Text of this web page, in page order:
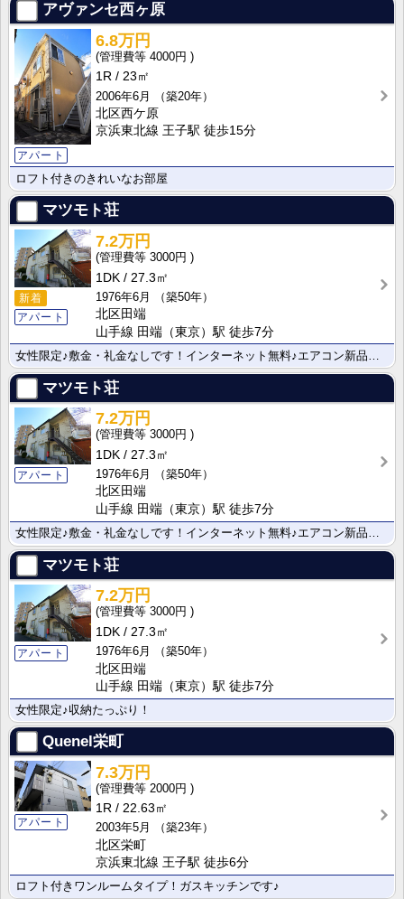
アヴァンセ西ヶ原
アパート
6.8万円
4000円
1R
23㎡
2006年6月
（築20年）
北区西ケ原
京浜東北線 王子駅 徒歩15分
ロフト付きのきれいなお部屋
マツモト荘
新着
アパート
7.2万円
3000円
1DK
27.3㎡
1976年6月
（築50年）
北区田端
山手線 田端（東京）駅 徒歩7分
マツモト荘
アパート
7.2万円
3000円
1DK
27.3㎡
1976年6月
（築50年）
北区田端
山手線 田端（東京）駅 徒歩7分
マツモト荘
アパート
7.2万円
3000円
1DK
27.3㎡
1976年6月
（築50年）
北区田端
山手線 田端（東京）駅 徒歩7分
女性限定♪収納たっぷり！
Quenel栄町
アパート
7.3万円
2000円
1R
22.63㎡
2003年5月
（築23年）
北区栄町
京浜東北線 王子駅 徒歩6分
ロフト付きワンルームタイプ！ガスキッチンです♪